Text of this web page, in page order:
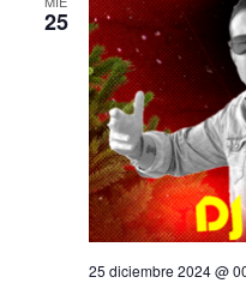
25
25 diciembre 2024 @